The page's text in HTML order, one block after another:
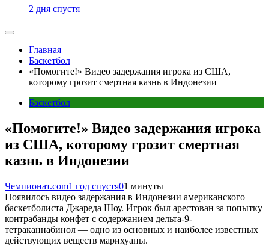
2 дня спустя
Главная
Баскетбол
«Помогите!» Видео задержания игрока из США,
которому грозит смертная казнь в Индонезии
Баскетбол
«Помогите!» Видео задержания игрока
из США, которому грозит смертная
казнь в Индонезии
Чемпионат.com1 год спустя01 минуты
Появилось видео задержания в Индонезии американского
баскетболиста Джареда Шоу. Игрок был арестован за попытку
контрабанды конфет с содержанием дельта-9-
тетраканнабинол — одно из основных и наиболее известных
действующих веществ марихуаны.